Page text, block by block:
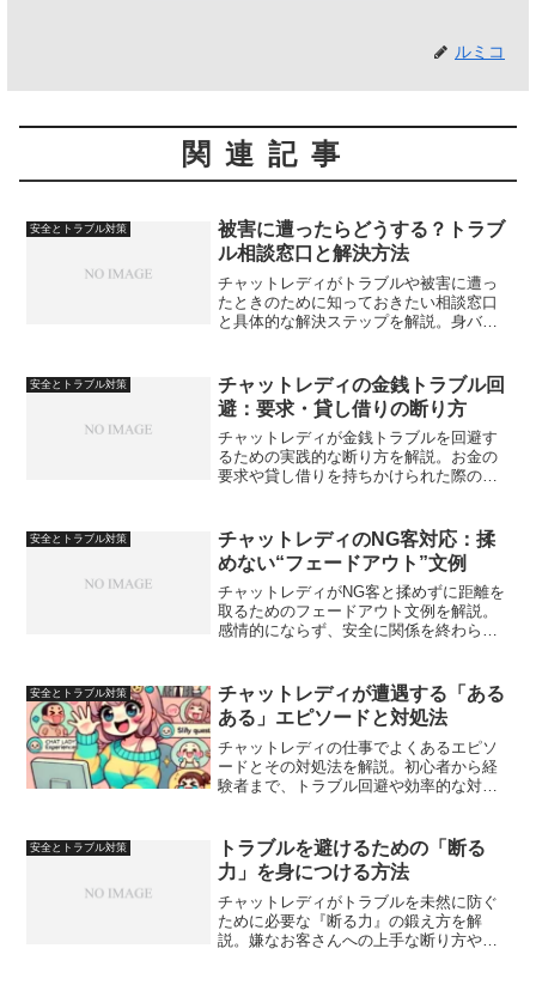
ルミコ
関連記事
安全とトラブル対策
被害に遭ったらどうする？トラブ
ル相談窓口と解決方法
チャットレディがトラブルや被害に遭っ
たときのために知っておきたい相談窓口
と具体的な解決ステップを解説。身バ
安全とトラブル対策
チャットレディの金銭トラブル回
避：要求・貸し借りの断り方
チャットレディが金銭トラブルを回避す
るための実践的な断り方を解説。お金の
要求や貸し借りを持ちかけられた際の対
す。
安全とトラブル対策
チャットレディのNG客対応：揉
めない“フェードアウト”文例
チャットレディがNG客と揉めずに距離を
取るためのフェードアウト文例を解説。
感情的にならず、安全に関係を終わらせ
安全とトラブル対策
チャットレディが遭遇する「ある
ある」エピソードと対処法
チャットレディの仕事でよくあるエピソ
ードとその対処法を解説。初心者から経
験者まで、トラブル回避や効率的な対応
安全とトラブル対策
トラブルを避けるための「断る
力」を身につける方法
チャットレディがトラブルを未然に防ぐ
ために必要な『断る力』の鍛え方を解
説。嫌なお客さんへの上手な断り方や、